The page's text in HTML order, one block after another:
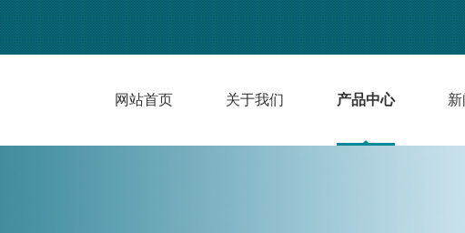
网站首页 关于我们 产品中心